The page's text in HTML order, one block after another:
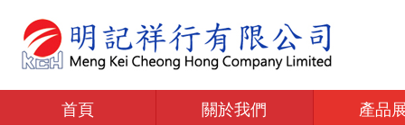
首頁 關於我們 產品